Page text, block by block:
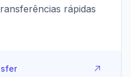
rápidas